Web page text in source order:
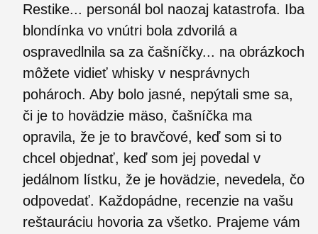
Restike... personál bol naozaj katastrofa. Iba
blondínka vo vnútri bola zdvorilá a
ospravedlnila sa za čašníčky... na obrázkoch
môžete vidieť whisky v nesprávnych
pohároch. Aby bolo jasné, nepýtali sme sa,
či je to hovädzie mäso, čašníčka ma
opravila, že je to bravčové, keď som si to
chcel objednať, keď som jej povedal v
jedálnom lístku, že je hovädzie, nevedela, čo
odpovedať. Každopádne, recenzie na vašu
reštauráciu hovoria za všetko. Prajeme vám